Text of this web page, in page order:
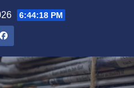
6:44:19 PM